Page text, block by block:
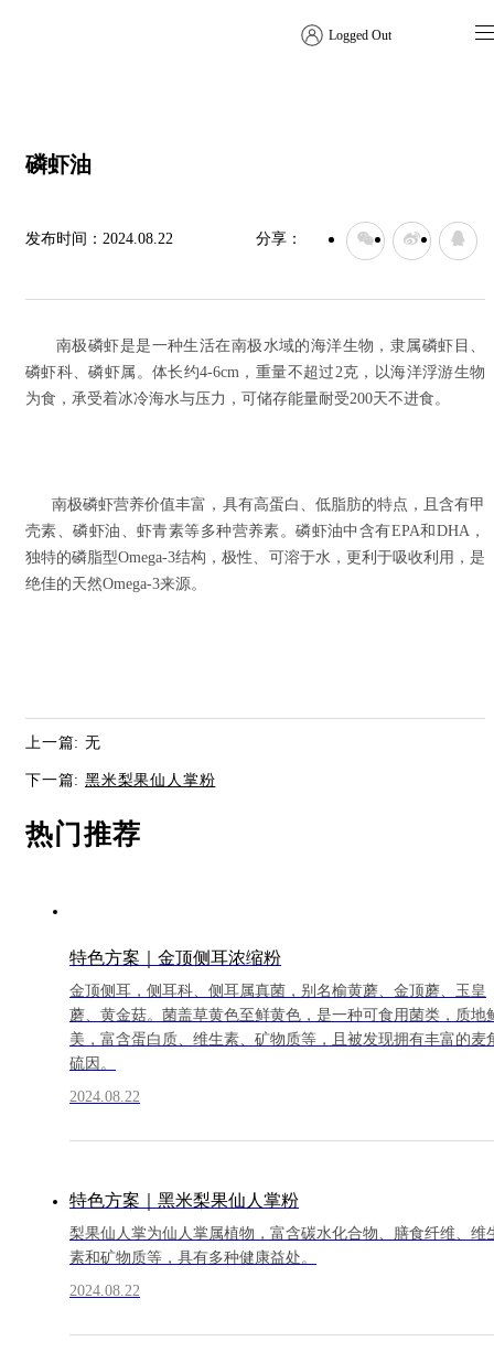
Logged Out
磷虾油
发布时间： 2024.08.22 分享：
南极磷虾是是一种生活在南极水域的海洋生物，隶属磷虾目、
磷虾科、磷虾属。 体长约4-6cm ，重量不超过 2克，以海洋浮游生物
为食，承受着冰冷海水与压力，可储存能量耐受200天不进食。
南极磷虾营养价值丰富，具有高蛋白、低脂肪的特点，且含有甲
壳素、磷虾油、虾青素等多种营养素。磷虾油中含有EPA和 DHA ，
独特的磷脂型Omega-3结构，极性、可溶于水，更利于吸收利用，是
绝佳的天然Omega-3来源。
上一篇: 无
下一篇: 黑米梨果仙人掌粉
热门推荐
特色方案｜金顶侧耳浓缩粉
金顶侧耳，侧耳科、侧耳属真菌，别名榆黄蘑、金顶蘑、玉皇
蘑、黄金菇。菌盖草黄色至鲜黄色，是一种可食用菌类，质地
美，富含蛋白质、维生素、矿物质等，且被发现拥有丰富的麦
硫因。
2024.08.22
特色方案｜黑米梨果仙人掌粉
梨果仙人掌为仙人掌属植物，富含碳水化合物、膳食纤维、维
素和矿物质等，具有多种健康益处。
2024.08.22